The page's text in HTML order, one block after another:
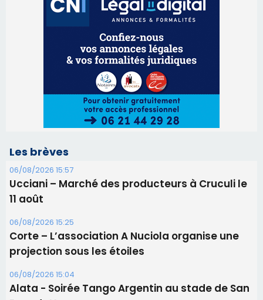
Les brèves
06/08/2026 15:57
Ucciani – Marché des producteurs à Cruculi le
11 août
06/08/2026 15:25
Corte – L’association A Nuciola organise une
projection sous les étoiles
06/08/2026 15:04
Alata - Soirée Tango Argentin au stade de San